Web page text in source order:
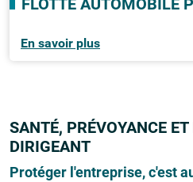
FLOTTE AUTOMOBILE
En savoir plus
SANTÉ, PRÉVOYANCE
DIRIGEANT
Protéger l'entreprise, c'est